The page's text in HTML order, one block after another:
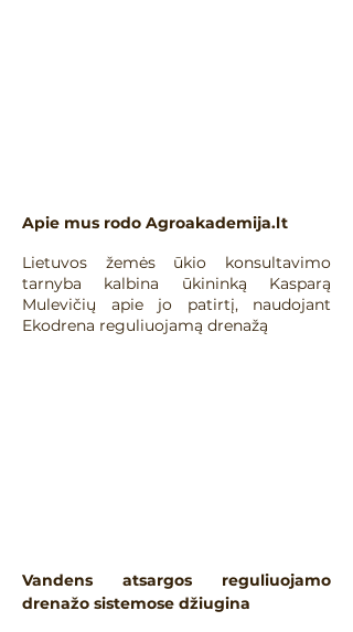
Apie mus rodo Agroakademija.lt
Lietuvos žemės ūkio konsultavimo
tarnyba kalbina ūkininką Kasparą
Mulevičių apie jo patirtį, naudojant
Ekodrena reguliuojamą drenažą
Vandens atsargos reguliuojamo
drenažo sistemose džiugina